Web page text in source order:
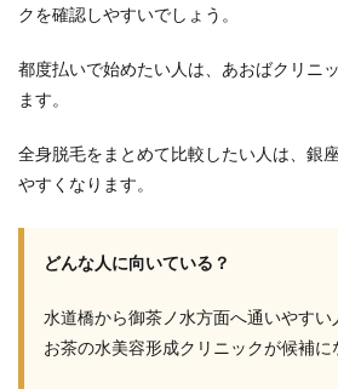
クを確認しやすいでしょう。
都度払いで始めたい人は、あおばクリニ
ます。
全身脱毛をまとめて比較したい人は、銀
やすくなります。
どんな人に向いている？
水道橋から御茶ノ水方面へ通いやす
お茶の水美容形成クリニックが候補に